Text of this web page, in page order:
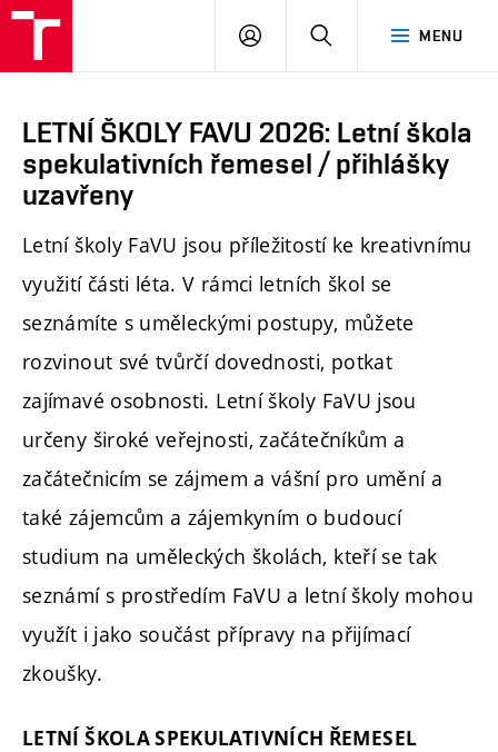
MENU
PŘIHLÁSIT
LETNÍ ŠKOLY FAVU 2026: Letní škola
spekulativních řemesel / přihlášky
uzavřeny
Letní školy FaVU jsou příležitostí ke kreativnímu
využití části léta. V rámci letních škol se
seznámíte s uměleckými postupy, můžete
rozvinout své tvůrčí dovednosti, potkat
zajímavé osobnosti. Letní školy FaVU jsou
určeny široké veřejnosti, začátečníkům a
začátečnicím se zájmem a vášní pro umění a
také zájemcům a zájemkyním o budoucí
studium na uměleckých školách, kteří se tak
seznámí s prostředím FaVU a letní školy mohou
využít i jako součást přípravy na přijímací
zkoušky.
LETNÍ ŠKOLA SPEKULATIVNÍCH ŘEMESEL